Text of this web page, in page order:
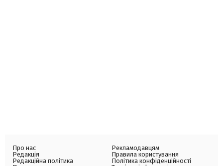
Про нас
Редакція
Редакційна політика
Рекламодавцям
Правила користування
Політика конфіденційності